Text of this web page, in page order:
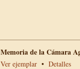
Memoria de la Cámara
Ver ejemplar • Detalles